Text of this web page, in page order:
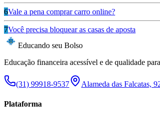
6Vale a pena comprar carro online?
7Você precisa bloquear as casas de aposta
Educando seu Bolso
Educação financeira acessível e de qualidade
(31) 99918-9537 Alameda das Falcatas,
Plataforma